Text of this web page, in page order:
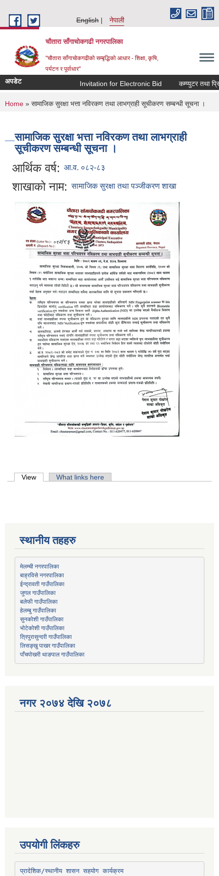
English
नेपाली
चौतारा साँगाचोकगढी नगरपालिका
"चौतारा साँगाचोकगढीको सम्बृद्धिको आधार - शिक्षा, कृषि,
पर्यटन र पूर्वाधार"
अपडेट Invitation for Electronic Bid कम्प्युटर तथा
You are here
Home » सामाजिक सुरक्षा भत्ता नविरकण तथा लाभग्राही सूचीकरण सम्बन्धी सूचना ।
सामाजिक सुरक्षा भत्ता नविरकण तथा लाभग्राही
सूचीकरण सम्बन्धी सूचना ।
आर्थिक वर्ष: आ.व. ०८२-८३
शाखाको नाम: सामाजिक सुरक्षा तथा पञ्जीकरण शाखा
Primary tabs
View (active tab)What links here
स्थानीय तहहरु
मेलम्ची नगरपालिका
बाह्रविसे नगरपालिका
ईन्द्रावती गाउँपालिका
जुगल गाउँपालिका
बलेफी गाउँपालिका
हेलम्बु गाउँपालिका
सुनकोशी गाउँपालिका
भोटेकोशी गाउँपालिका
त्रिपुरासुन्दरी गाउँपालिका
लिसङ्खु पाखर गाउँपालिका
पाँचपोखरी थाङपाल गाउँपालिका
नगर २०७४ देखि २०७८
उपयोगी लिंकहरु
प्रादेशिक/स्थानीय शासन सहयोग कार्यक्रम